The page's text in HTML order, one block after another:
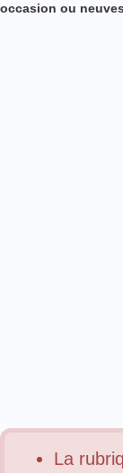
occasion ou neuves
La